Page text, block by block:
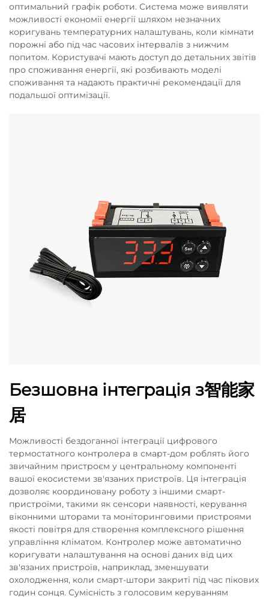
оптимальний графік роботи. Система може виявляти
можливості економії енергії шляхом незначних
коригувань температурних налаштувань, коли кімнати
порожні або під час часових інтервалів з нижчим
попитом. Користувачі мають доступ до детальних звітів
про споживання енергії, які розбивають моделі
споживання та надають практичні рекомендації для
подальшої оптимізації.
Безшовна інтеграція з智能家
居
Можливості бездоганної інтеграції цифрового
термостатного контролера в смарт-дом роблять його
звичайним пристроєм у центральному компоненті
вашої екосистеми зв'язаних пристроїв. Ця інтеграція
дозволяє координовану роботу з іншими смарт-
пристроїми, такими як сенсори наявності, керування
віконними шторами та моніторинговими пристроями
якості повітря для створення комплексного рішення
управління кліматом. Контролер може автоматично
коригувати налаштування на основі даних від цих
зв'язаних пристроїв, наприклад, зменшувати
охолодження, коли смарт-штори закриті під час пікових
годин сонця. Сумісність з голосовим керуванням